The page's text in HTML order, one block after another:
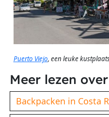
Puerto Viejo, een leuke
Meer lezen
Backpacken in Costa